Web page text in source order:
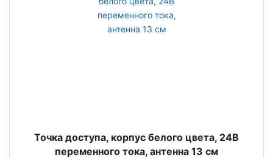
Точка доступа, корпус белого цвета, 24В
переменного тока, антенна 13 см